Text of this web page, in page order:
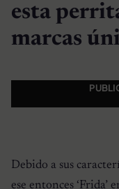
esta
marcas
Debido a sus
ese entonces ‘Frida’